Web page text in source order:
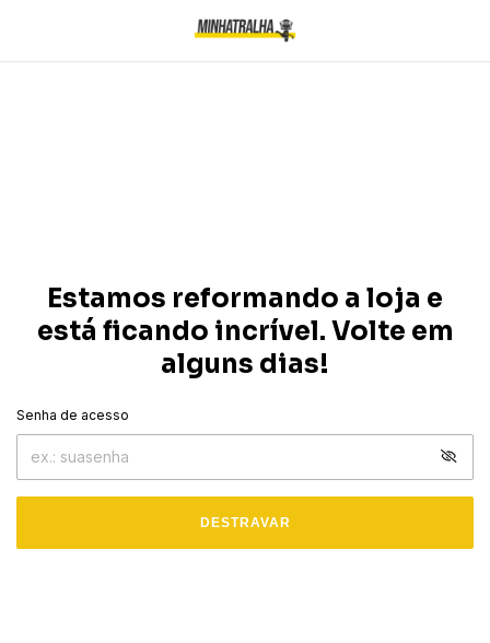
Estamos reformando a loja e
está ficando incrível. Volte em
alguns dias!
Senha de acesso
DESTRAVAR